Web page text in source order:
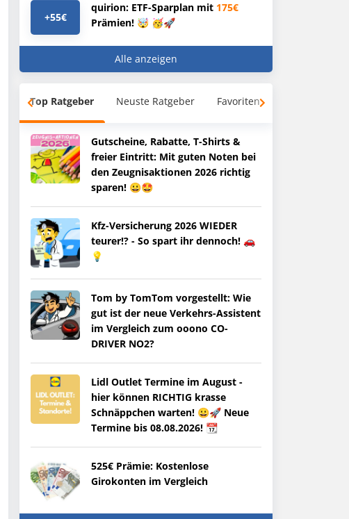
+55€
quirion: ETF-Sparplan mit 175€
Prämien! 🤯 🥳🚀
Alle anzeigen
Top Ratgeber Neuste Ratgeber Favoriten
Gutscheine, Rabatte, T-Shirts &
freier Eintritt: Mit guten Noten bei
den Zeugnisaktionen 2026 richtig
sparen! 😀🤩
Kfz-Versicherung 2026 WIEDER
teurer!? - So spart ihr dennoch! 🚗
💡
Tom by TomTom vorgestellt: Wie
gut ist der neue Verkehrs-Assistent
im Vergleich zum ooono CO-
DRIVER NO2?
Lidl Outlet Termine im August -
hier können RICHTIG krasse
Schnäppchen warten! 😀🚀 Neue
Termine bis 08.08.2026! 📆
525€ Prämie: Kostenlose
Girokonten im Vergleich